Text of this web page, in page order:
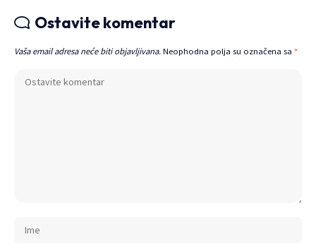
Ostavite komentar
Vaša email adresa neće biti objavljivana. Neophodna polja su označena sa *